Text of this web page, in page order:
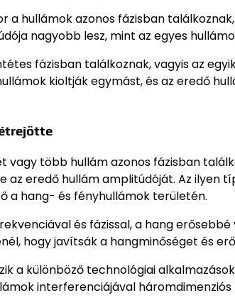
a hullámok azonos fázisban
nagyobb lesz, mint az egyes
fázisban találkoznak, vagyis az
kioltják egymást, és az eredő
több hullám azonos fázisban
az eredő hullám amplitúdóját. Az ilyen
a hang- és fényhullámok területén.
és fázissal, a hang erősebbé
hogy javítsák a hangminőséget és
a különböző technológiai
interferenciájával